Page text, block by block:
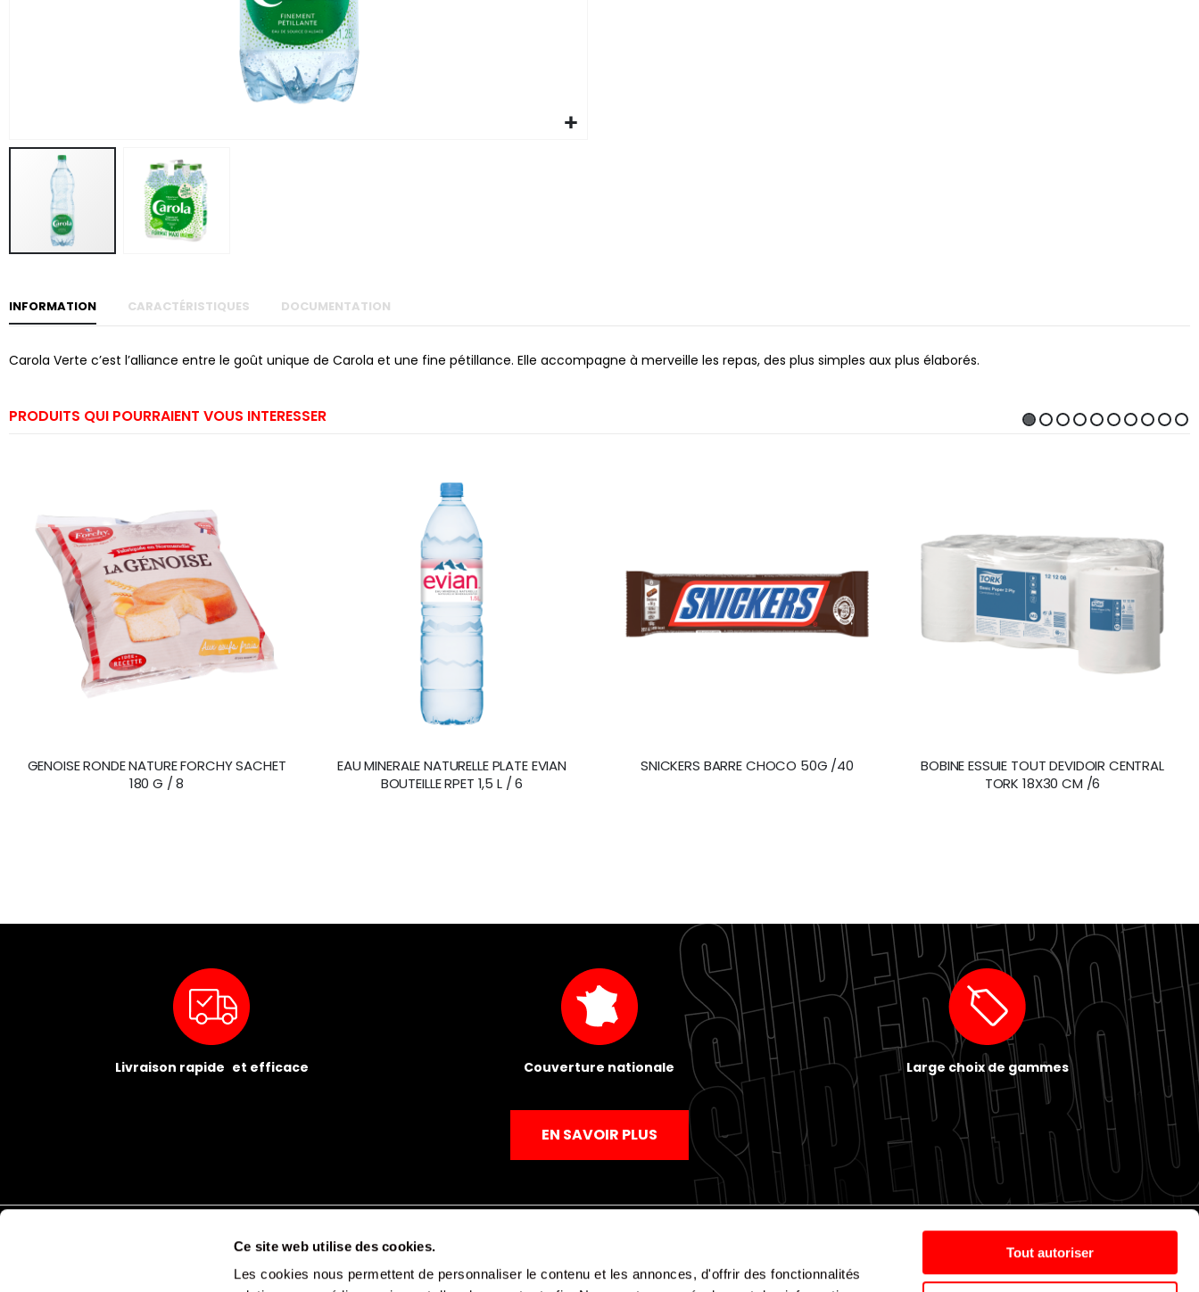
Ce site web utilise des cookies.
Les cookies nous permettent de personnaliser le contenu et les annonces, d'offrir des fonctionnalités
Tout autoriser
beginning
INFORMATION
Carola Verte c’est l’alliance entre le goût unique de Carola et une fine pétillance. Elle accompagne à merveille les repas, des plus simples aux plus élaborés.
CARACTÉRISTIQUES DOCUMENTATION
PRODUITS QUI POURRAIENT VOUS INTERESSER
GENOISE RONDE NATURE FORCHY SACHET
180 G / 8
EAU MINERALE NATURELLE PLATE EVIAN
BOUTEILLE RPET 1,5 L / 6
SNICKERS BARRE CHOCO 50G /40
BOBINE ESSUIE TOUT DEVIDOIR CENTRAL
TORK 18X30 CM /6
Livraison rapide et efficace Couverture nationale Large choix de gammes
EN SAVOIR PLUS
Mentions légales Politique de confidentialité CGV Politique de cookies Nos agences Espace presse